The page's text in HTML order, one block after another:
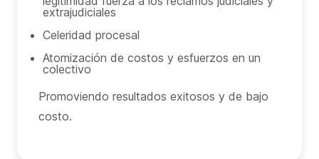
extrajudiciales
Celeridad procesal
Atomización de costos y esfuerzos en un
colectivo
Promoviendo resultados exitosos y de bajo
costo.